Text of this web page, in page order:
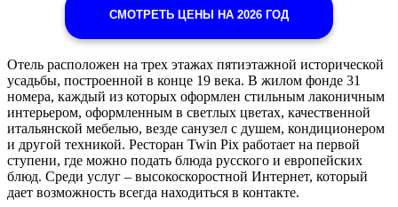
СМОТРЕТЬ ЦЕНЫ НА 2026 ГОД
Отель расположен на трех этажах пятиэтажной исторической
усадьбы, построенной в конце 19 века. В жилом фонде 31
номера, каждый из которых оформлен стильным лаконичным
интерьером, оформленным в светлых цветах, качественной
итальянской мебелью, везде санузел с душем, кондиционером
и другой техникой. Ресторан Twin Pix работает на первой
ступени, где можно подать блюда русского и европейских
блюд. Среди услуг – высокоскоростной Интернет, который
дает возможность всегда находиться в контакте.